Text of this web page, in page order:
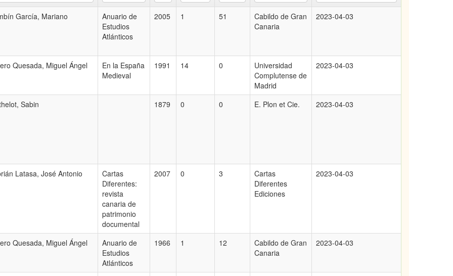
García, Mariano
Anuario de
Estudios
Atlánticos
2005 1 51
Cabildo de Gran
Canaria
2023-04-03
Quesada, Miguel Ángel
En la España
Medieval
1991 14 0
Universidad
Complutense de
Madrid
2023-04-03
Sabin 1879 0 0 E. Plon et Cie. 2023-04-03
Latasa, José Antonio
Cartas
Diferentes:
revista
canaria de
patrimonio
documental
2007 0 3
Cartas
Diferentes
Ediciones
2023-04-03
Quesada, Miguel Ángel
Anuario de
Estudios
Atlánticos
1966 1 12
Cabildo de Gran
Canaria
2023-04-03